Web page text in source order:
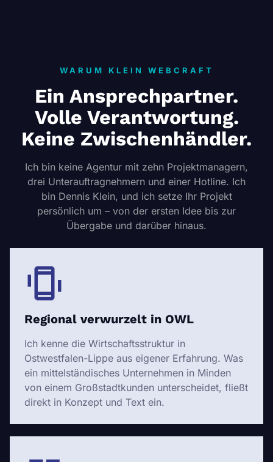
WARUM KLEIN WEBCRAFT
Ein Ansprechpartner.
Volle Verantwortung.
Keine Zwischenhändler.
Ich bin keine Agentur mit zehn Projektmanagern,
drei Unterauftragnehmern und einer Hotline. Ich
bin Dennis Klein, und ich setze Ihr Projekt
persönlich um – von der ersten Idee bis zur
Übergabe und darüber hinaus.
Regional verwurzelt in OWL
Ich kenne die Wirtschaftsstruktur in
Ostwestfalen-Lippe aus eigener Erfahrung. Was
ein mittelständisches Unternehmen in Minden
von einem Großstadtkunden unterscheidet, fließt
direkt in Konzept und Text ein.